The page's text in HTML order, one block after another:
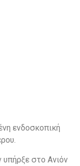
ενδοσκοπική
στο Ανιόν